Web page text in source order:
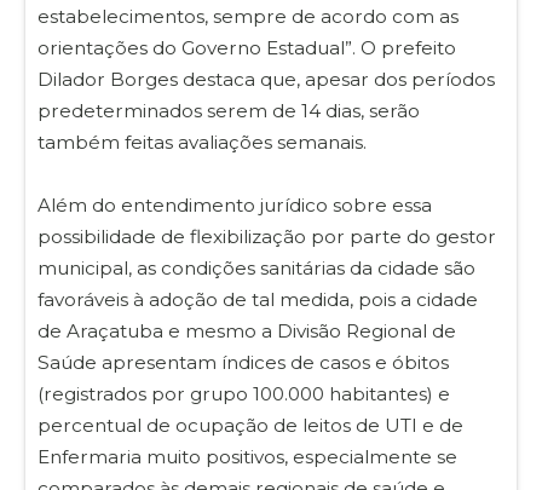
estabelecimentos, sempre de acordo com as
orientações do Governo Estadual”. O prefeito
Dilador Borges destaca que, apesar dos períodos
predeterminados serem de 14 dias, serão
também feitas avaliações semanais.
Além do entendimento jurídico sobre essa
possibilidade de flexibilização por parte do gestor
municipal, as condições sanitárias da cidade são
favoráveis à adoção de tal medida, pois a cidade
de Araçatuba e mesmo a Divisão Regional de
Saúde apresentam índices de casos e óbitos
(registrados por grupo 100.000 habitantes) e
percentual de ocupação de leitos de UTI e de
Enfermaria muito positivos, especialmente se